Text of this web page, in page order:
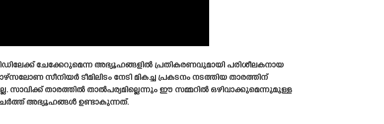
ചേക്കേറുമെന്ന അഭ്യൂഹങ്ങളിൽ പ്രതികരണവുമായി പരിശീലകനായ
സീനിയർ ടീമിലിടം നേടി മികച്ച പ്രകടനം നടത്തിയ താരത്തിന്
സാവിക്ക് താരത്തിൽ താൽപര്യമില്ലെന്നും ഈ സമ്മറിൽ ഒഴിവാക്കുമെന്നുമുള്ള
അഭ്യൂഹങ്ങൾ ഉണ്ടാകുന്നത്.